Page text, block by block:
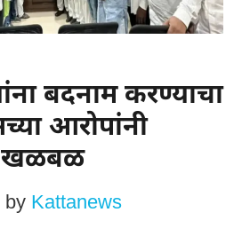
बदनाम करण्याचा
आरोपांनी
खळबळ
by Kattanews